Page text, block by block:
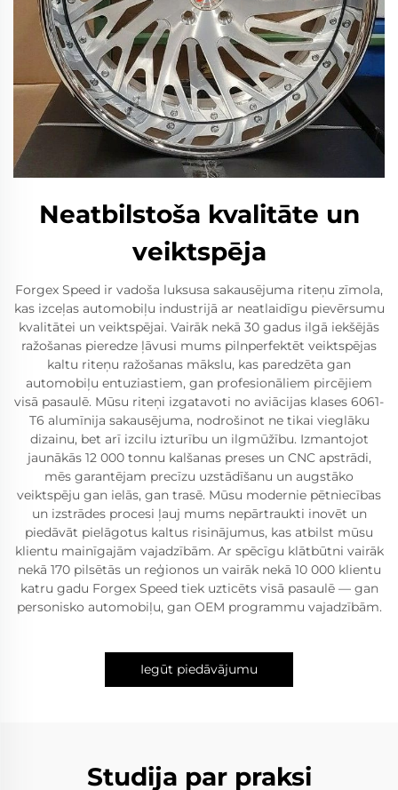
Neatbilstoša kvalitāte un
veiktspēja
Forgex Speed ir vadoša luksusa sakausējuma riteņu zīmola,
kas izceļas automobiļu industrijā ar neatlaidīgu pievērsumu
kvalitātei un veiktspējai. Vairāk nekā 30 gadus ilgā iekšējās
ražošanas pieredze ļāvusi mums pilnperfektēt veiktspējas
kaltu riteņu ražošanas mākslu, kas paredzēta gan
automobiļu entuziastiem, gan profesionāliem pircējiem
visā pasaulē. Mūsu riteņi izgatavoti no aviācijas klases 6061-
T6 alumīnija sakausējuma, nodrošinot ne tikai vieglāku
dizainu, bet arī izcilu izturību un ilgmūžību. Izmantojot
jaunākās 12 000 tonnu kalšanas preses un CNC apstrādi,
mēs garantējam precīzu uzstādīšanu un augstāko
veiktspēju gan ielās, gan trasē. Mūsu modernie pētniecības
un izstrādes procesi ļauj mums nepārtraukti inovēt un
piedāvāt pielāgotus kaltus risinājumus, kas atbilst mūsu
klientu mainīgajām vajadzībām. Ar spēcīgu klātbūtni vairāk
nekā 170 pilsētās un reģionos un vairāk nekā 10 000 klientu
katru gadu Forgex Speed tiek uzticēts visā pasaulē — gan
personisko automobiļu, gan OEM programmu vajadzībām.
Iegūt piedāvājumu
Studija par praksi